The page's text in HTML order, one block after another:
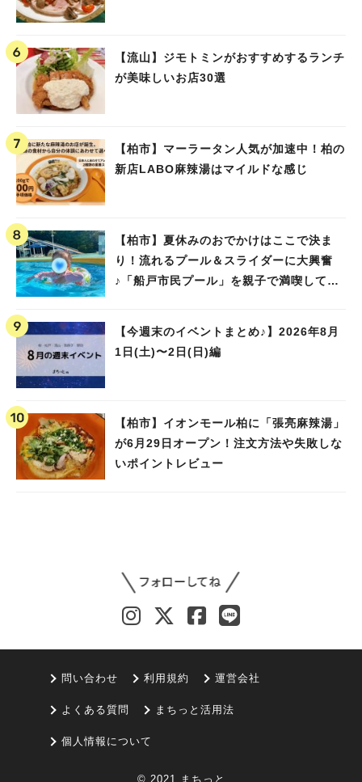
【流山】ジモトミンがおすすめするランチ
が美味しいお店30選
【柏市】マーラータン人気が加速中！柏の
新店LABO麻辣湯はマイルドな感じ
【柏市】夏休みのおでかけはここで決ま
り！流れるプール＆スライダーに大興奮
♪「船戸市民プール」を親子で満喫してき
【今週末のイベントまとめ♪】2026年8月
1日(土)〜2日(日)編
【柏市】イオンモール柏に「張亮麻辣湯」
が6月29日オープン！注文方法や失敗しな
いポイントレビュー
問い合わせ 利用規約 運営会社
よくある質問 まちっと活用法
個人情報について
© 2021 まちっと